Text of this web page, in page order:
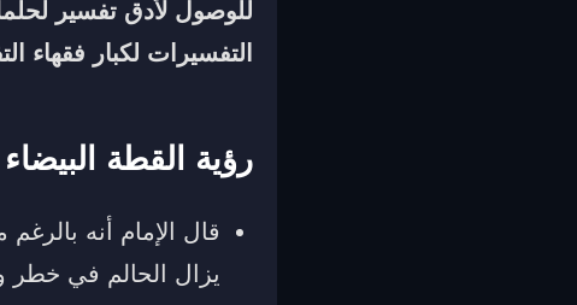
للوصول لأدق تفسير
التفسيرات لكبار فقهاء
رؤية القطة
قال الإمام أنه
يزال الحالم في خطر